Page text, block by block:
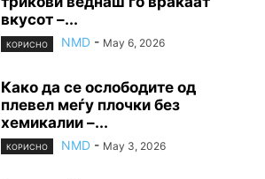
вкусот –...
КОРИСНО NMD - May 6, 2026
Како да се ослободите од
плевел меѓу плочки без
хемикалии –...
КОРИСНО NMD - May 3, 2026